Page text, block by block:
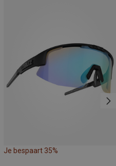
Je bespaart 35%